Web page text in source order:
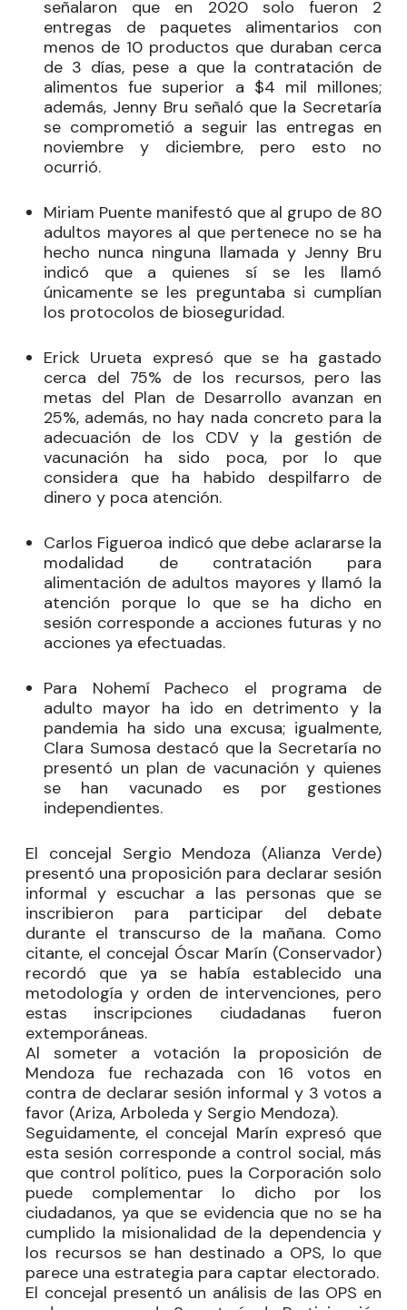
señalaron que en 2020 solo fueron 2
entregas de paquetes alimentarios con
menos de 10 productos que duraban cerca
de 3 días, pese a que la contratación de
alimentos fue superior a $4 mil millones;
además, Jenny Bru señaló que la Secretaría
se comprometió a seguir las entregas en
noviembre y diciembre, pero esto no
ocurrió.
Miriam Puente manifestó que al grupo de 80
adultos mayores al que pertenece no se ha
hecho nunca ninguna llamada y Jenny Bru
indicó que a quienes sí se les llamó
únicamente se les preguntaba si cumplían
los protocolos de bioseguridad.
Erick Urueta expresó que se ha gastado
cerca del 75% de los recursos, pero las
metas del Plan de Desarrollo avanzan en
25%, además, no hay nada concreto para la
adecuación de los CDV y la gestión de
vacunación ha sido poca, por lo que
considera que ha habido despilfarro de
dinero y poca atención.
Carlos Figueroa indicó que debe aclararse la
modalidad de contratación para
alimentación de adultos mayores y llamó la
atención porque lo que se ha dicho en
sesión corresponde a acciones futuras y no
acciones ya efectuadas.
Para Nohemí Pacheco el programa de
adulto mayor ha ido en detrimento y la
pandemia ha sido una excusa; igualmente,
Clara Sumosa destacó que la Secretaría no
presentó un plan de vacunación y quienes
se han vacunado es por gestiones
independientes.
El concejal Sergio Mendoza (Alianza Verde)
presentó una proposición para declarar sesión
informal y escuchar a las personas que se
inscribieron para participar del debate
durante el transcurso de la mañana. Como
citante, el concejal Óscar Marín (Conservador)
recordó que ya se había establecido una
metodología y orden de intervenciones, pero
estas inscripciones ciudadanas fueron
extemporáneas.
Al someter a votación la proposición de
Mendoza fue rechazada con 16 votos en
contra de declarar sesión informal y 3 votos a
favor (Ariza, Arboleda y Sergio Mendoza).
Seguidamente, el concejal Marín expresó que
esta sesión corresponde a control social, más
que control político, pues la Corporación solo
puede complementar lo dicho por los
ciudadanos, ya que se evidencia que no se ha
cumplido la misionalidad de la dependencia y
los recursos se han destinado a OPS, lo que
parece una estrategia para captar electorado.
El concejal presentó un análisis de las OPS en